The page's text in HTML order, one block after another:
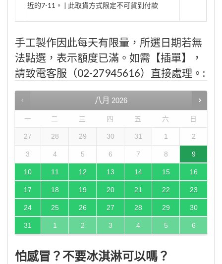
近的7-11。 | 此取貨方式限定不可貨到付款
手工製作因此每天有限量，所選日期若無
法點選，表示額度已滿。如需【插單】，
請致電客服（02-27945616）直接處理。:
八月 2026
一 二 三 四 五 六 日
27 28 29 30 31 1 2
3 4 5 6 7 8 9
10 11 12 13 14 15 16
17 18 19 20 21 22 23
24 25 26 27 28 29 30
31 1 2 3 4 5 6
怕感冒？不要冰淇淋可以嗎？